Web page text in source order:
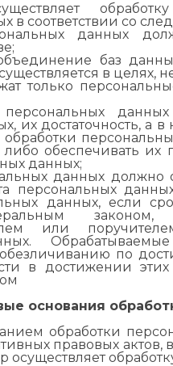
в соответствии со
данных
баз
в целях,
только
их достаточность, а
обеспечивать
данных;
данных должно
персональных
данных, если
или
по
в достижении
основания
обработки
правовых актов,
осуществляет